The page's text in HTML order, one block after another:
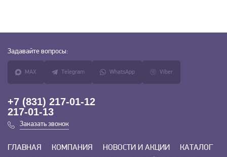
Задавайте вопросы:
MAX Telegram WhatsApp Viber
+7 (831) 217-01-12
217-01-13
Заказать звонок
ГЛАВНАЯ КОМПАНИЯ НОВОСТИ И АКЦИИ
КАТАЛОГ